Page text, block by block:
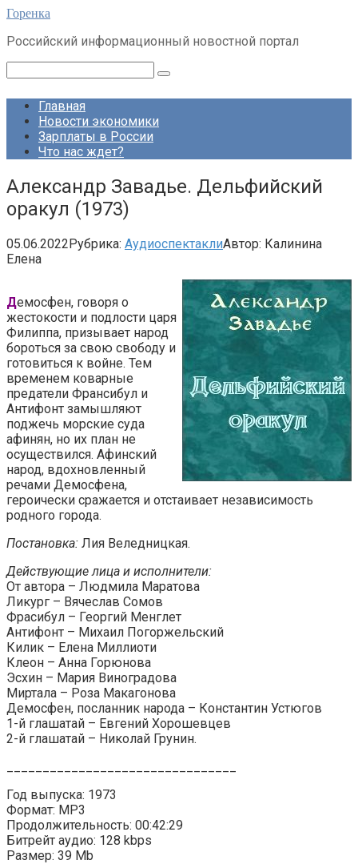
Перейти
контенту
Горенка
Российский информационный новостной портал
Главная
Новости экономики
Зарплаты в России
Что нас ждет?
Александр Завадье. Дельфийский
оракул (1973)
05.06.2022Рубрика: АудиоспектаклиАвтор: Калинина
Елена
Демосфен, говоря о
жестокости и подлости царя
Филиппа, призывает народ
бороться за свою свободу и
готовиться к войне. Тем
временем коварные
предатели Франсибул и
Антифонт замышляют
поджечь морские суда
афинян, но их план не
осуществился. Афинский
народ, вдохновленный
речами Демосфена,
героически сражается и отстаивает независимость
родного города.
Постановка: Лия Веледницкая.
Действующие лица и исполнители:
От автора – Людмила Маратова
Ликург – Вячеслав Сомов
Фрасибул – Георгий Менглет
Антифонт – Михаил Погоржельский
Килик – Елена Миллиоти
Клеон – Анна Горюнова
Эсхин – Мария Виноградова
Миртала – Роза Макагонова
Демосфен, посланник народа – Константин Устюгов
1-й глашатай – Евгений Хорошевцев
2-й глашатай – Николай Грунин.
Год выпуска: 1973
Формат: MP3
Продолжительность: 00:42:29
Битрейт аудио: 128 kbps
Размер: 39 Mb